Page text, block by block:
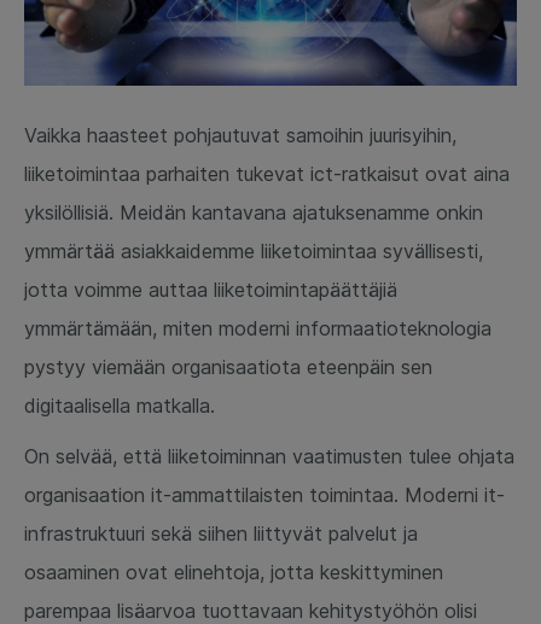
Vaikka haasteet pohjautuvat samoihin juurisyihin,
liiketoimintaa parhaiten tukevat ict-ratkaisut ovat aina
yksilöllisiä. Meidän kantavana ajatuksenamme onkin
ymmärtää asiakkaidemme liiketoimintaa syvällisesti,
jotta voimme auttaa liiketoimintapäättäjiä
ymmärtämään, miten moderni informaatioteknologia
pystyy viemään organisaatiota eteenpäin sen
digitaalisella matkalla.
On selvää, että liiketoiminnan vaatimusten tulee ohjata
organisaation it-ammattilaisten toimintaa. Moderni it-
infrastruktuuri sekä siihen liittyvät palvelut ja
osaaminen ovat elinehtoja, jotta keskittyminen
parempaa lisäarvoa tuottavaan kehitystyöhön olisi